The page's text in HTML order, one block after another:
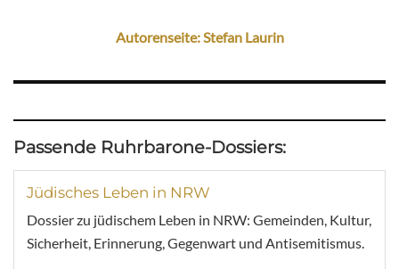
Autorenseite: Stefan Laurin
Passende Ruhrbarone-Dossiers:
Jüdisches Leben in NRW
Dossier zu jüdischem Leben in NRW: Gemeinden, Kultur,
Sicherheit, Erinnerung, Gegenwart und Antisemitismus.